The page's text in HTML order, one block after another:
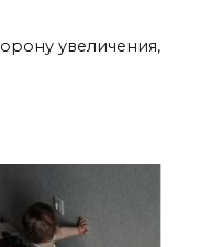
увеличения,